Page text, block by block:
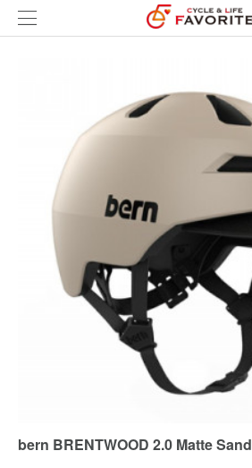
bern BRENTWOOD 2.0 Matte Sand